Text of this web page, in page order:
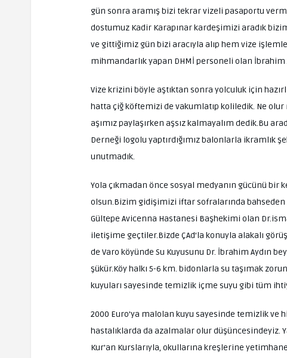
gün sonra aramış bizi tekrar vizeli pasaportu
dostumuz Kadir Karapınar kardeşimizi aradık
ve gittiğimiz gün bizi aracıyla alıp hem vize
mihmandarlık yapan DHMİ personeli olan İbrahim
Vize krizini böyle aştıktan sonra yolculuk için
hatta çiğ köftemizi de vakumlatıp koliledik. Ne
aşımız paylaşırken aşsız kalmayalım dedik.Bu
Derneği logolu yaptırdığımız balonlarla ikramlık
unutmadık.
Yola çıkmadan önce sosyal medyanın gücünü bir
olsun.Bizim gidişimizi iftar sofralarında
Gültepe Avicenna Hastanesi Başhekimi olan
iletişime geçtiler.Bizde ÇAd’la konuyla alakalı
de Varo köyünde Su Kuyusunu Dr. İbrahim Aydın
şükür.Köy halkı 5-6 km. bidonlarla su taşımak
kuyuları sayesinde temizlik içme suyu gibi tüm
2000 Euro’ya malolan kuyu sayesinde temizlik ve
hastalıklarda da azalmalar olur düşüncesindeyiz.
Kur’an Kurslarıyla, okullarına kreşlerine